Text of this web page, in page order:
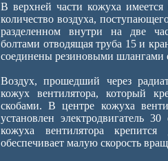
В верхней части кожуха
количество воздуха,
разделенном внутри на две
болтами отводящая труба 15 и
соединены резиновыми шлангами
Воздух, прошедший через
кожух вентилятора, который
скобами. В центре кожуха
установлен электродвигатель
кожуха вентилятора крепится
обеспечивает малую скорость